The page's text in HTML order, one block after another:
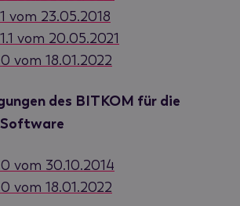
vom 23.05.2018
vom 20.05.2021
vom 18.01.2022
des BITKOM für die
vom 30.10.2014
vom 18.01.2022